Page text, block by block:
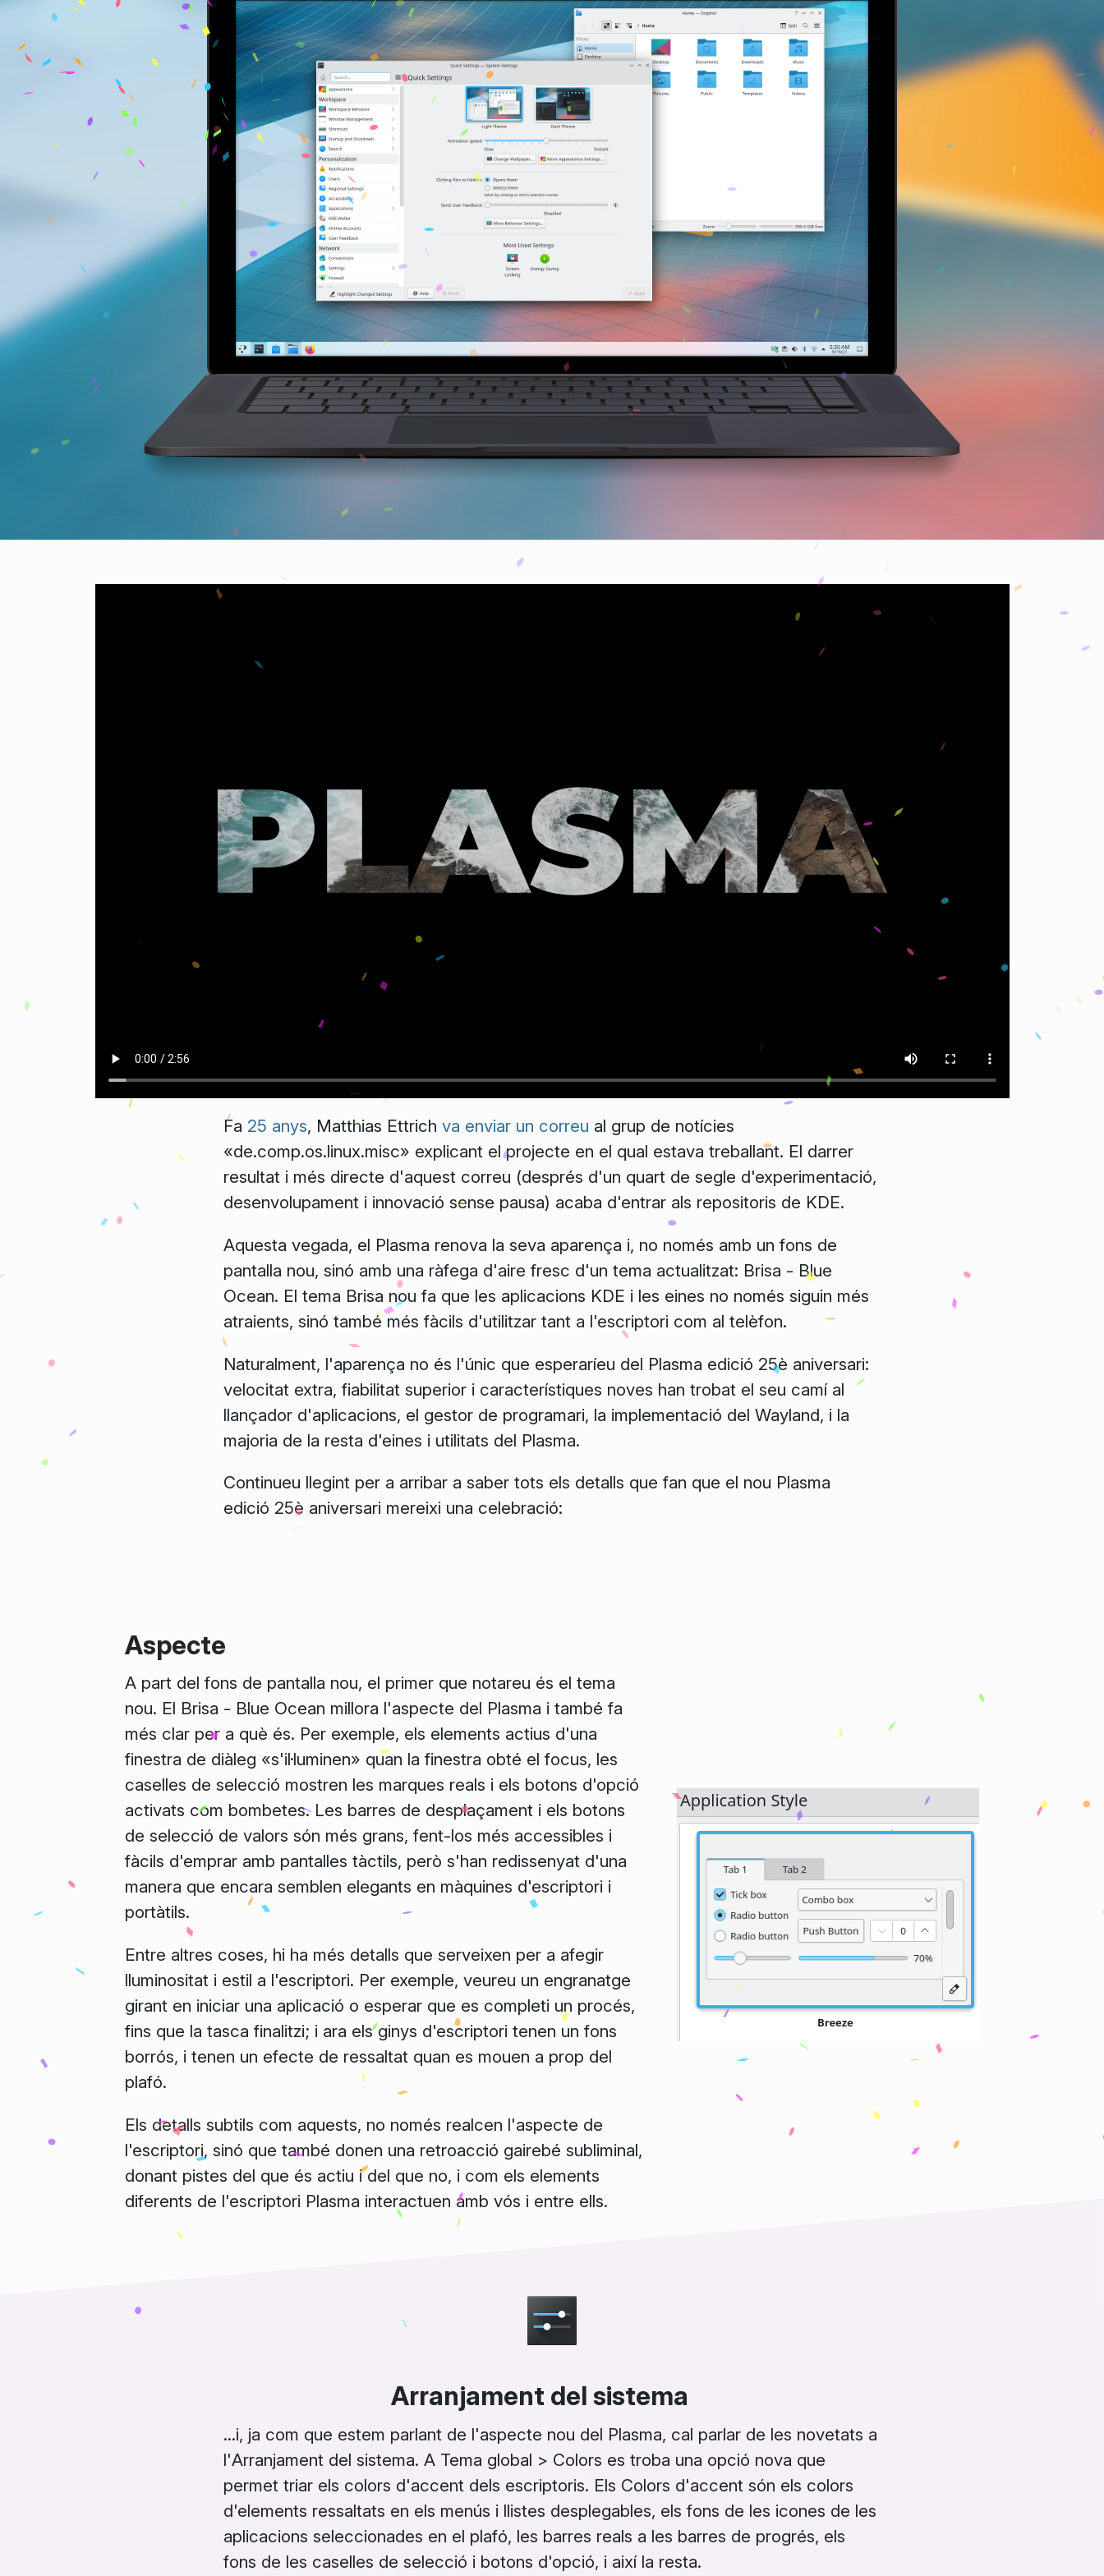
Fa 25 anys, Matthias Ettrich va enviar un correu al grup de notícies
«de.comp.os.linux.misc» explicant el projecte en el qual estava treballant. El darrer
resultat i més directe d'aquest correu (després d'un quart de segle d'experimentació,
desenvolupament i innovació sense pausa) acaba d'entrar als repositoris de KDE.
Aquesta vegada, el Plasma renova la seva aparença i, no només amb un fons de
pantalla nou, sinó amb una ràfega d'aire fresc d'un tema actualitzat: Brisa - Blue
Ocean. El tema Brisa nou fa que les aplicacions KDE i les eines no només siguin més
atraients, sinó també més fàcils d'utilitzar tant a l'escriptori com al telèfon.
Naturalment, l'aparença no és l'únic que esperaríeu del Plasma edició 25è aniversari:
velocitat extra, fiabilitat superior i característiques noves han trobat el seu camí al
llançador d'aplicacions, el gestor de programari, la implementació del Wayland, i la
majoria de la resta d'eines i utilitats del Plasma.
Continueu llegint per a arribar a saber tots els detalls que fan que el nou Plasma
edició 25è aniversari mereixi una celebració:
Aspecte
A part del fons de pantalla nou, el primer que notareu és el tema
nou. El Brisa - Blue Ocean millora l'aspecte del Plasma i també fa
més clar per a què és. Per exemple, els elements actius d'una
finestra de diàleg «s'il·luminen» quan la finestra obté el focus, les
caselles de selecció mostren les marques reals i els botons d'opció
activats com bombetes. Les barres de desplaçament i els botons
de selecció de valors són més grans, fent-los més accessibles i
fàcils d'emprar amb pantalles tàctils, però s'han redissenyat d'una
manera que encara semblen elegants en màquines d'escriptori i
portàtils.
Entre altres coses, hi ha més detalls que serveixen per a afegir
lluminositat i estil a l'escriptori. Per exemple, veureu un engranatge
girant en iniciar una aplicació o esperar que es completi un procés,
fins que la tasca finalitzi; i ara els ginys d'escriptori tenen un fons
borrós, i tenen un efecte de ressaltat quan es mouen a prop del
plafó.
Els detalls subtils com aquests, no només realcen l'aspecte de
l'escriptori, sinó que també donen una retroacció gairebé subliminal,
donant pistes del que és actiu i del que no, i com els elements
diferents de l'escriptori Plasma interactuen amb vós i entre ells.
Arranjament del sistema
...i, ja com que estem parlant de l'aspecte nou del Plasma, cal parlar de les novetats a
l'Arranjament del sistema. A Tema global > Colors es troba una opció nova que
permet triar els colors d'accent dels escriptoris. Els Colors d'accent són els colors
d'elements ressaltats en els menús i llistes desplegables, els fons de les icones de les
aplicacions seleccionades en el plafó, les barres reals a les barres de progrés, els
fons de les caselles de selecció i botons d'opció, i així la resta.